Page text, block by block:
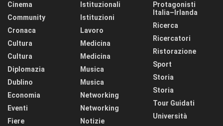
Cinema
Community
Cronaca
Cultura
Cultura
Diplomazia
Dublino
Economia
Eventi
Fiere
Istituzionali
Istituzioni
Lavoro
Medicina
Medicina
Musica
Musica
Networking
Networking
Notizie
Protagonisti
Italia–Irlanda
Ricerca
Ricercatori
Ristorazione
Sport
Storia
Storia
Tour Guidati
Università